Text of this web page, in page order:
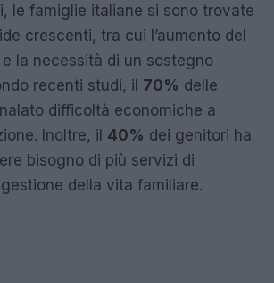
le famiglie italiane si sono trovate
crescenti, tra cui l’aumento del
la necessità di un sostegno
recenti studi, il 70% delle
difficoltà economiche a
Inoltre, il 40% dei genitori ha
bisogno di più servizi di
della vita familiare.